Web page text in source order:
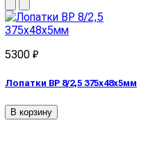
5300 ₽
Лопатки ВР 8/2,5 375х48х5мм
В корзину